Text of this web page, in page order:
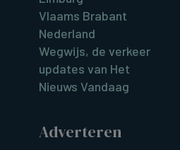
Vlaams Brabant
Nederland
Wegwijs, de verkeer
updates van Het
Nieuws Vandaag
Adverteren